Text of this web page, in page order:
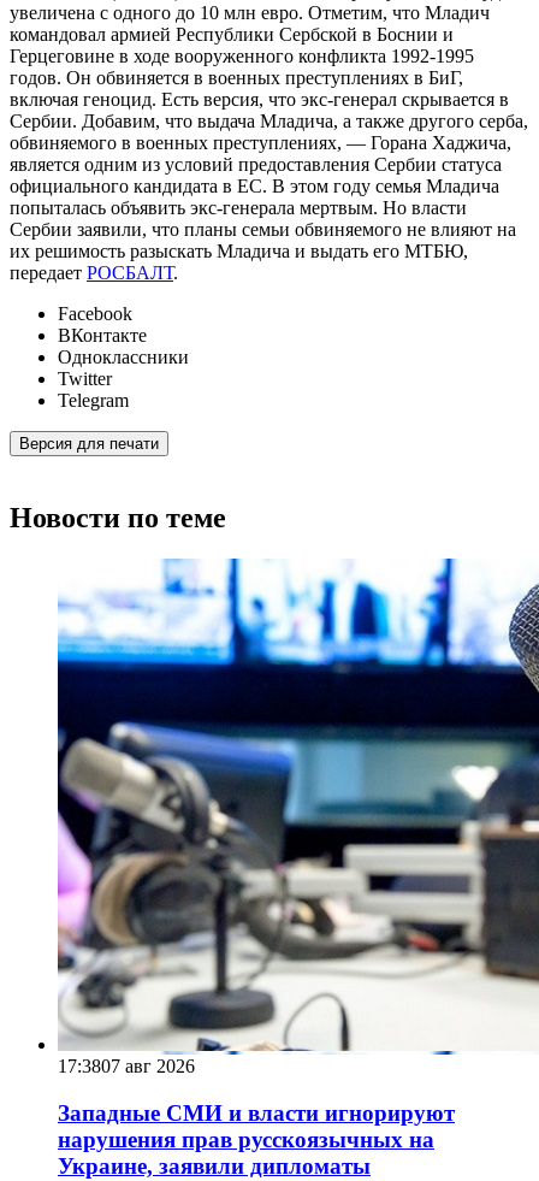
увеличена с одного до 10 млн евро. Отметим, что Младич
командовал армией Республики Сербской в Боснии и
Герцеговине в ходе вооруженного конфликта 1992-1995
годов. Он обвиняется в военных преступлениях в БиГ,
включая геноцид. Есть версия, что экс-генерал скрывается в
Сербии. Добавим, что выдача Младича, а также другого серба,
обвиняемого в военных преступлениях, — Горана Хаджича,
является одним из условий предоставления Сербии статуса
официального кандидата в ЕС. В этом году семья Младича
попыталась объявить экс-генерала мертвым. Но власти
Сербии заявили, что планы семьи обвиняемого не влияют на
их решимость разыскать Младича и выдать его МТБЮ,
передает РОСБАЛТ.
Facebook
ВКонтакте
Одноклассники
Twitter
Telegram
Версия для печати
Новости по теме
17:3807 авг 2026
Западные СМИ и власти игнорируют
нарушения прав русскоязычных на
Украине, заявили дипломаты